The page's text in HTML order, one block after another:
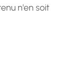
n'en soit